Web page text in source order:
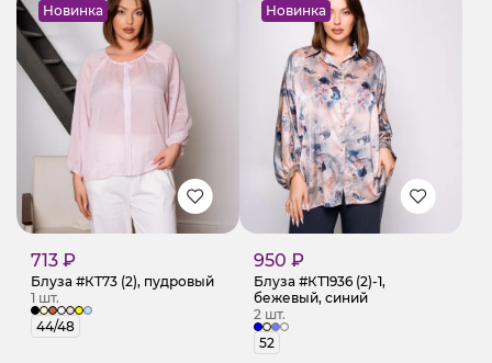
Новинка
713 ₽
Блуза #КТ73 (2), пудровый
1 шт.
44/48
Новинка
950 ₽
Блуза #КТ1936 (2)-1,
бежевый, синий
2 шт.
52